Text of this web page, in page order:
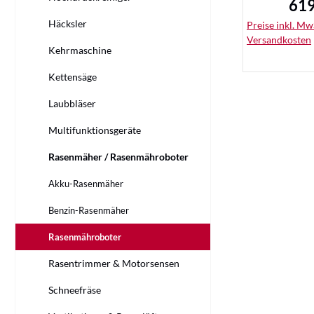
Häcksler
Kehrmaschine
Kettensäge
Laubbläser
Multifunktionsgeräte
Rasenmäher / Rasenmähroboter
Akku-Rasenmäher
Benzin-Rasenmäher
Rasenmähroboter
Rasentrimmer & Motorsensen
Schneefräse
Preise inkl.
Versandkosten